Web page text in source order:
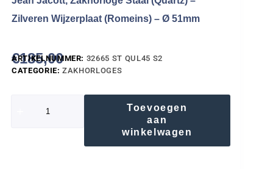
Zilveren Wijzerplaat (Romeins) – Ø 51mm
€185,00
ARTIKELNUMMER: 32665 ST QUL45 S2
CATEGORIE:ZAKHORLOGES
Toevoegen
aan
winkelwagen